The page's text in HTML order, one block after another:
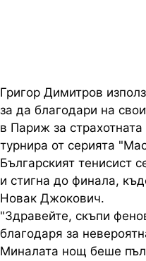
Григор Димитров
за да благодари на
в Париж за
турнира от серията
Българският тенисист
и стигна до финала,
Новак Джокович.
"Здравейте, скъпи
благодаря за
Миналата нощ беше